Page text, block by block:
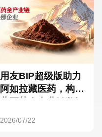
用友BIP超级版助力
阿如拉藏医药，构建
2026/07/22